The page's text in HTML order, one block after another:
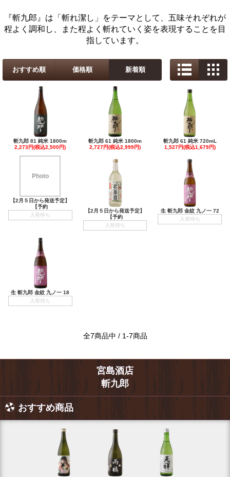
『斬九郎』は「斬れ潔し」をテーマとして、五味それぞれが
程よく調和し、また程よく斬れていく姿を表現することを目
指しています。
おすすめ順 価格順 新着順
斬九郎 81 純米 1800m
2,273円(税込2,500円)
斬九郎 61 純米 1800m
2,727円(税込2,999円)
斬九郎 61 純米 720mL
1,527円(税込1,679円)
Photo
【2月５日から発送予定】
【予約
入荷待ち
【2月５日から発送予定】
【予約
入荷待ち
生 斬九郎 金紋 九ノ一 72
入荷待ち
生 斬九郎 金紋 九ノ一 18
入荷待ち
全7商品中 / 1-7商品
宮島酒店
斬九郎
おすすめ商品